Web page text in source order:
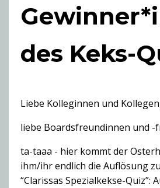
des Keks-
Liebe Kolleginnen und
liebe Boardsfreundinnen und -
ta-taaa - hier kommt der
ihm/ihr endlich die Auflösung
“Clarissas Spezialkekse-Quiz”: